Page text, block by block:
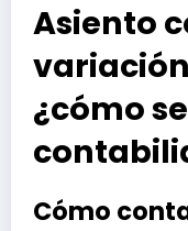
Asiento
¿cómo
Cómo